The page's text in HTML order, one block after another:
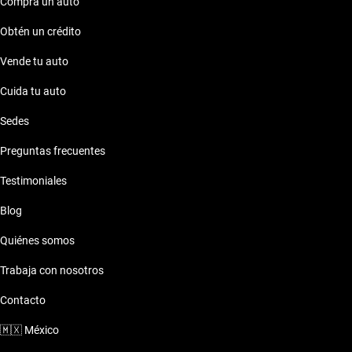
Obtén un crédito
Vende tu auto
Cuida tu auto
Sedes
Preguntas frecuentes
Testimoniales
Blog
Quiénes somos
Trabaja con nosotros
Contacto
🇲🇽 México